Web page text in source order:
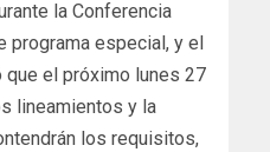
la Conferencia
programa especial, y el
el próximo lunes 27
lineamientos y la
los requisitos,